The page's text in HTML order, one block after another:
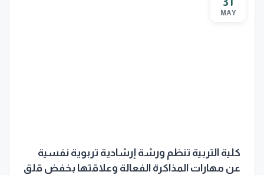
MAY
كلية التربية تنظم ورشة إرشادية تربوية نفسية
عن مهارات المذاكرة الفعالة وعلاقتها بخفض قلق